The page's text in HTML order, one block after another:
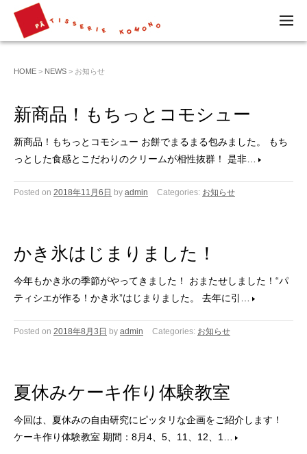
EN
HOME > NEWS > お知らせ
新商品！もちっとコモシュー
新商品！もちっとコモシュー お餅でまるまる包みました。 もち
っとした食感とこだわりのクリームが相性抜群！ 是非…
Posted on 2018年11月6日 by admin Categories: お知らせ
かき氷はじまりました！
今年もかき氷の季節がやってきました！ おまたせしました！“パ
ティシエが作る！かき氷”はじまりました。 去年に引…
Posted on 2018年8月3日 by admin Categories: お知らせ
夏休みケーキ作り体験教室
今回は、夏休みの自由研究にピッタリな企画をご紹介します！
ケーキ作り体験教室 期間：8月4、5、11、12、1…